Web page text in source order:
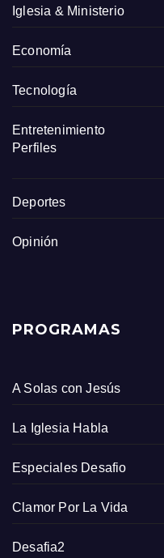
Iglesia & Ministerio
Economía
Tecnología
Entretenimiento
Perfiles
Deportes
Opinión
PROGRAMAS
A Solas con Jesús
La Iglesia Habla
Especiales Desafio
Clamor Por La Vida
Desafia2